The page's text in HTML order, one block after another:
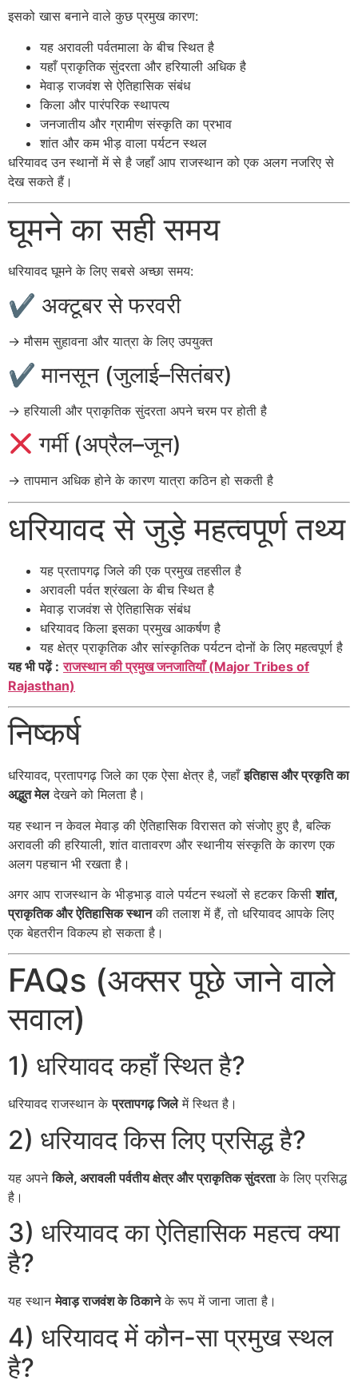
इसको खास बनाने वाले कुछ प्रमुख कारण:
यह अरावली पर्वतमाला के बीच स्थित है
यहाँ प्राकृतिक सुंदरता और हरियाली अधिक है
मेवाड़ राजवंश से ऐतिहासिक संबंध
किला और पारंपरिक स्थापत्य
जनजातीय और ग्रामीण संस्कृति का प्रभाव
शांत और कम भीड़ वाला पर्यटन स्थल
धरियावद उन स्थानों में से है जहाँ आप राजस्थान को एक अलग नजरिए से
देख सकते हैं।
घूमने का सही समय
धरियावद घूमने के लिए सबसे अच्छा समय:
✔ अक्टूबर से फरवरी
→ मौसम सुहावना और यात्रा के लिए उपयुक्त
✔ मानसून (जुलाई–सितंबर)
→ हरियाली और प्राकृतिक सुंदरता अपने चरम पर होती है
गर्मी (अप्रैल–जून)
→ तापमान अधिक होने के कारण यात्रा कठिन हो सकती है
धरियावद से जुड़े महत्वपूर्ण तथ्य
यह प्रतापगढ़ जिले की एक प्रमुख तहसील है
अरावली पर्वत श्रंखला के बीच स्थित है
मेवाड़ राजवंश से ऐतिहासिक संबंध
धरियावद किला इसका प्रमुख आकर्षण है
यह क्षेत्र प्राकृतिक और सांस्कृतिक पर्यटन दोनों के लिए महत्वपूर्ण है
यह भी पढ़ें : राजस्थान की प्रमुख जनजातियाँ (Major Tribes of
Rajasthan)
निष्कर्ष
धरियावद, प्रतापगढ़ जिले का एक ऐसा क्षेत्र है, जहाँइतिहास और प्रकृति का
अद्भुत मेलदेखने को मिलता है।
यह स्थान न केवल मेवाड़ की ऐतिहासिक विरासत को संजोए हुए है, बल्कि
अरावली की हरियाली, शांत वातावरण और स्थानीय संस्कृति के कारण एक
अलग पहचान भी रखता है।
अगर आप राजस्थान के भीड़भाड़ वाले पर्यटन स्थलों से हटकर किसीशांत,
प्राकृतिक और ऐतिहासिक स्थानकी तलाश में हैं, तो धरियावद आपके लिए
एक बेहतरीन विकल्प हो सकता है।
FAQs (अक्सर पूछे जाने वाले
सवाल)
1) धरियावद कहाँ स्थित है?
धरियावद राजस्थान केप्रतापगढ़ जिलेमें स्थित है।
2) धरियावद किस लिए प्रसिद्ध है?
यह अपनेकिले, अरावली पर्वतीय क्षेत्र और प्राकृतिक सुंदरताके लिए प्रसिद्ध
है।
3) धरियावद का ऐतिहासिक महत्व क्या
है?
यह स्थानमेवाड़ राजवंश के ठिकानेके रूप में जाना जाता है।
4) धरियावद में कौन-सा प्रमुख स्थल
है?